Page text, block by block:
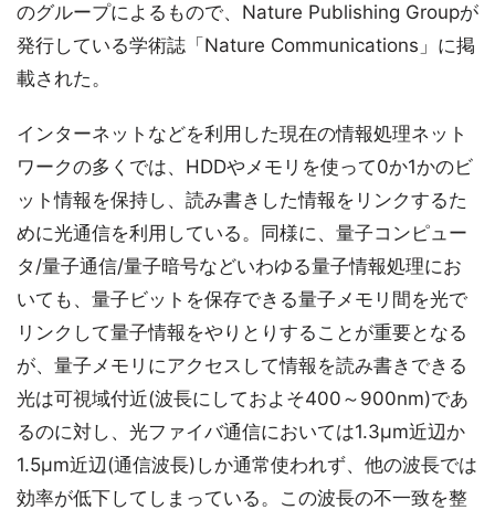
のグループによるもので、Nature Publishing Groupが
発行している学術誌「Nature Communications」に掲
載された。
インターネットなどを利用した現在の情報処理ネット
ワークの多くでは、HDDやメモリを使って0か1かのビ
ット情報を保持し、読み書きした情報をリンクするた
めに光通信を利用している。同様に、量子コンピュー
タ/量子通信/量子暗号などいわゆる量子情報処理にお
いても、量子ビットを保存できる量子メモリ間を光で
リンクして量子情報をやりとりすることが重要となる
が、量子メモリにアクセスして情報を読み書きできる
光は可視域付近(波長にしておよそ400～900nm)であ
るのに対し、光ファイバ通信においては1.3μm近辺か
1.5μm近辺(通信波長)しか通常使われず、他の波長では
効率が低下してしまっている。この波長の不一致を整